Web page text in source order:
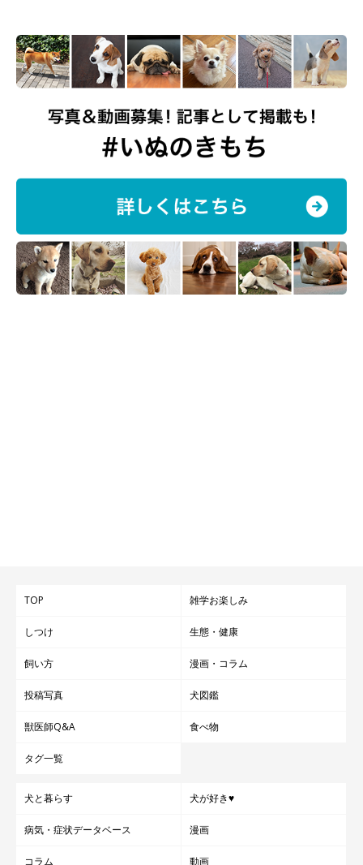
TOP 雑学お楽しみ
しつけ 生態・健康
飼い方 漫画・コラム
投稿写真 犬図鑑
獣医師Q&A 食べ物
タグ一覧
犬と暮らす 犬が好き♥
病気・症状データベース 漫画
コラム 動画